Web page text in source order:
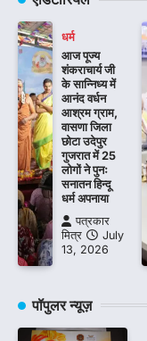
धर्म
आज पूज्य
शंकराचार्य जी
के सान्निध्य में
आनंद वर्धन
आश्रम ग्राम,
वासणा जिला
छोटा उदेपुर
गुजरात में 25
लोगों ने पुनः
सनातन हिन्दू
धर्म अपनाया
पत्रकार
मित्र
July
13, 2026
पॉपुलर न्यूज़